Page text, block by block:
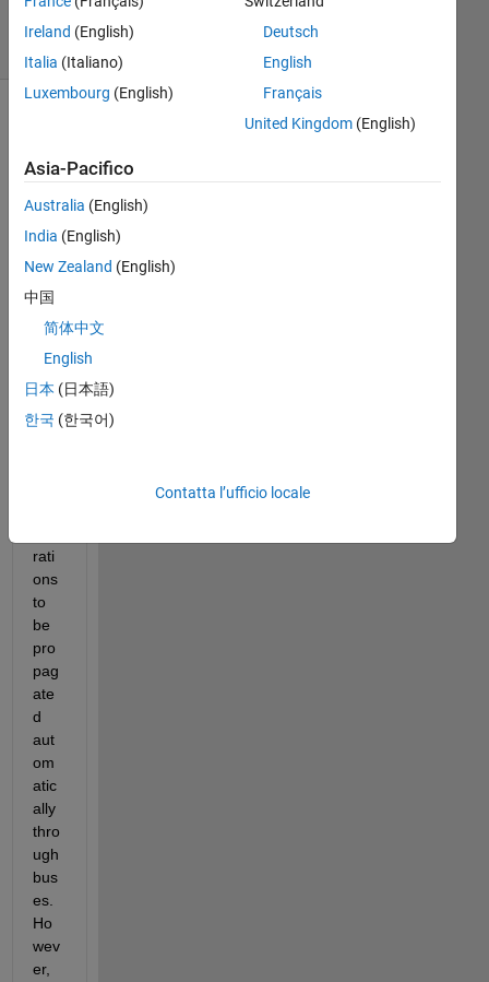
Visualizzazioni
am
tryi
ng
get
sig
rati
ons
to
be
pro
pag
ate
d
aut
om
atic
ally
thro
ugh
bus
es.
Ho
wev
er,
Ireland (English)
Italia (Italiano)
Luxembourg (English)
Deutsch
English
Français
United Kingdom(English)
Asia-Pacifico
Australia (English)
India (English)
New Zealand (English)
中国
简体中文
English
日本 (日本語)
한국 (한국어)
Contatta l’ufficio locale